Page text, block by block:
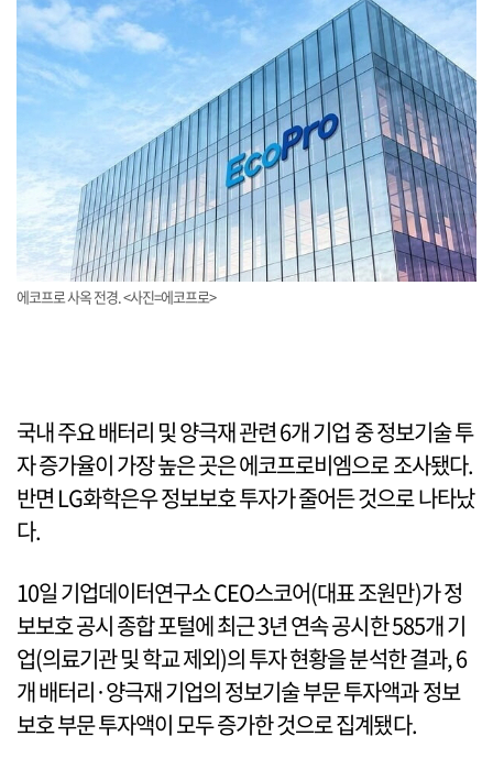
에코프로 사옥 전경. <사진=에코프로>
국내 주요 배터리 및 양극재 관련 6개 기업 중 정보기술 투
자 증가율이 가장 높은 곳은 에코프로비엠으로 조사됐다.
반면 LG화학은우 정보보호 투자가 줄어든 것으로 나타났
다.
10일 기업데이터연구소 CEO스코어(대표 조원만)가 정
보보호 공시 종합 포털에 최근 3년 연속 공시한 585개 기
업(의료기관 및 학교 제외)의 투자 현황을 분석한 결과, 6
개 배터리·양극재 기업의 정보기술 부문 투자액과 정보
보호 부문 투자액이 모두 증가한 것으로 집계됐다.